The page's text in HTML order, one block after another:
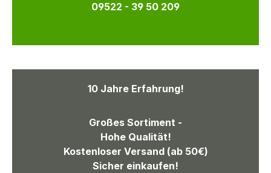
09522 - 39 50 209
10 Jahre Erfahrung!
Großes Sortiment -
Hohe Qualität!
Kostenloser Versand (ab 50€)
Sicher einkaufen!